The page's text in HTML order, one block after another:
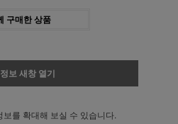
구매한 상품
보 새창 열기
보를 확대해 보실 수 있습니다.